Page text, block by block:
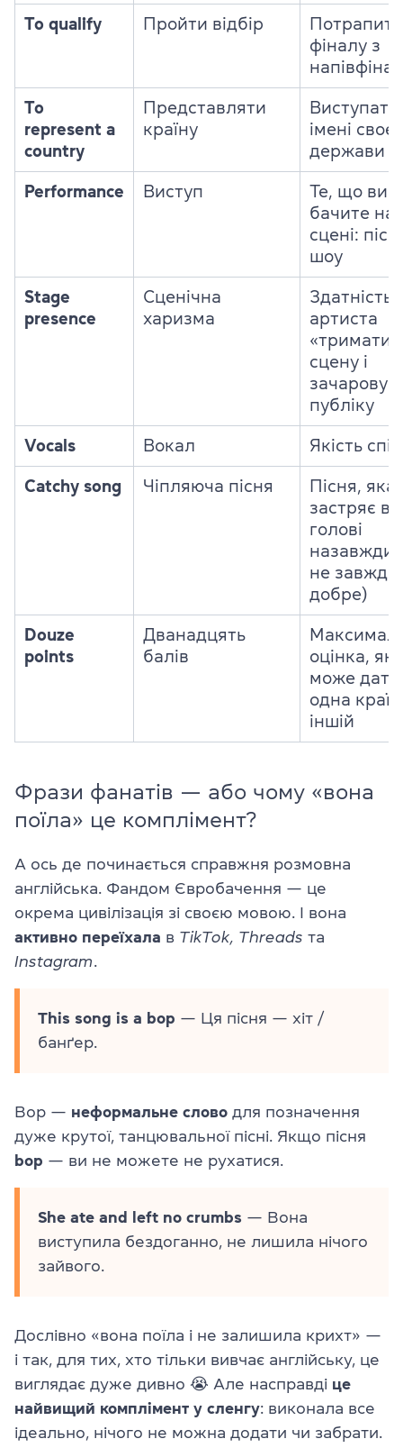
To qualify Пройти відбір
фіналу з
To
represent a
country
Представляти
країну
Виступати
імені своєї
держави
Performance Виступ
Те, що ви
бачите на
сцені:
шоу
Stage
presence
Сценічна
харизма
Здатність
артиста
«тримати»
сцену і
публіку
Vocals Вокал Якість
Catchy song Чіпляюча пісня
Пісня, яка
застряє в
голові
назавжди
не завжди
добре)
Douze
points
Дванадцять
балів
оцінка, яку
може дати
одна
іншій
Фрази фанатів — або чому «вона
поїла» це комплімент?
А ось де починається справжня розмовна
англійська. Фандом Євробачення — це
окрема цивілізація зі своєю мовою. І вона
активно переїхала в TikTok, Threads та
Instagram.
This song is a bop — Ця пісня — хіт /
банґер.
Bop — неформальне слово для позначення
дуже крутої, танцювальної пісні. Якщо пісня
bop — ви не можете не рухатися.
She ate and left no crumbs — Вона
виступила бездоганно, не лишила нічого
зайвого.
Дослівно «вона поїла і не залишила крихт» —
і так, для тих, хто тільки вивчає англійську, це
виглядає дуже дивно 😭 Але насправді це
найвищий комплімент у сленгу: виконала все
ідеально, нічого не можна додати чи забрати.